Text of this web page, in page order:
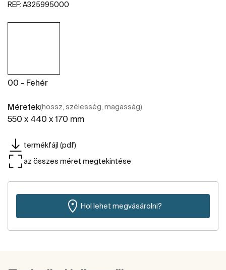
REF: A325995000
00 - Fehér
Méretek(hossz, szélesség, magasság)
550 x 440 x 170 mm
termékfájl (pdf)
az összes méret megtekintése
Hol lehet megvásárolni?